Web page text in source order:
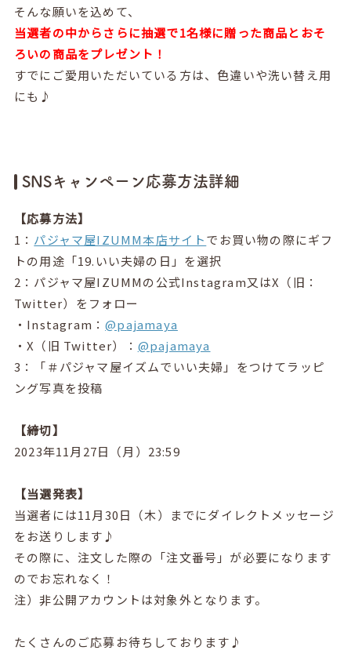
そんな願いを込めて、
当選者の中からさらに抽選で1名様に贈った商品とおそ
ろいの商品をプレゼント！
すでにご愛用いただいている方は、色違いや洗い替え用
にも♪
SNSキャンペーン応募方法詳細
【応募方法】
1： パジャマ屋IZUMM本店サイトでお買い物の際にギフ
トの用途「19.いい夫婦の日」を選択
2：パジャマ屋IZUMMの公式Instagram又はX（旧：
Twitter）をフォロー
・Instagram：@pajamaya
・X（旧 Twitter）： @pajamaya
3：「＃パジャマ屋イズムでいい夫婦」をつけてラッピ
ング写真を投稿
【締切】
2023年11月27日（月）23:59
【当選発表】
当選者には11月30日（木）までにダイレクトメッセージ
をお送りします♪
その際に、注文した際の「注文番号」が必要になります
のでお忘れなく！
注）非公開アカウントは対象外となります。
たくさんのご応募お待ちしております♪